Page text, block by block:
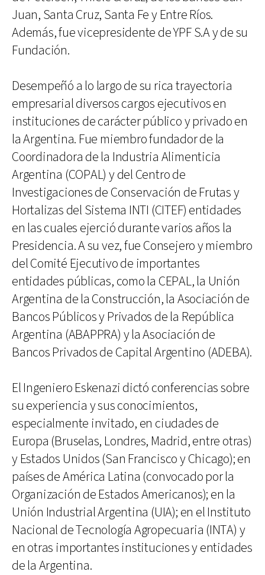
Juan, Santa Cruz, Santa Fe y Entre Ríos.
Además, fue vicepresidente de YPF S.A y de su
Fundación.
Desempeñó a lo largo de su rica trayectoria
empresarial diversos cargos ejecutivos en
instituciones de carácter público y privado en
la Argentina. Fue miembro fundador de la
Coordinadora de la Industria Alimenticia
Argentina (COPAL) y del Centro de
Investigaciones de Conservación de Frutas y
Hortalizas del Sistema INTI (CITEF) entidades
en las cuales ejerció durante varios años la
Presidencia. A su vez, fue Consejero y miembro
del Comité Ejecutivo de importantes
entidades públicas, como la CEPAL, la Unión
Argentina de la Construcción, la Asociación de
Bancos Públicos y Privados de la República
Argentina (ABAPPRA) y la Asociación de
Bancos Privados de Capital Argentino (ADEBA).
El Ingeniero Eskenazi dictó conferencias sobre
su experiencia y sus conocimientos,
especialmente invitado, en ciudades de
Europa (Bruselas, Londres, Madrid, entre otras)
y Estados Unidos (San Francisco y Chicago); en
países de América Latina (convocado por la
Organización de Estados Americanos); en la
Unión Industrial Argentina (UIA); en el Instituto
Nacional de Tecnología Agropecuaria (INTA) y
en otras importantes instituciones y entidades
de la Argentina.